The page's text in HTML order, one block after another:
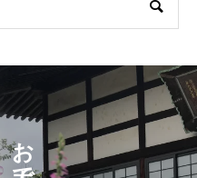
お寺で婚活『滴水会』